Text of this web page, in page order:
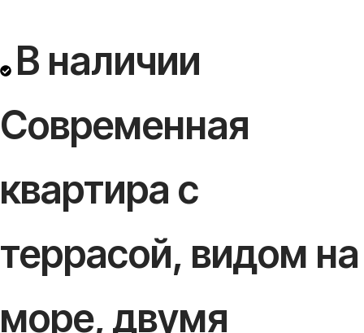
В наличии
Современная
квартира с
террасой, видом на
море, двумя